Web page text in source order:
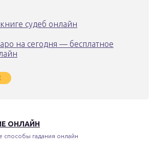
судеб онлайн
на сегодня — бесплатное
ОНЛАЙН
способы гадания онлайн